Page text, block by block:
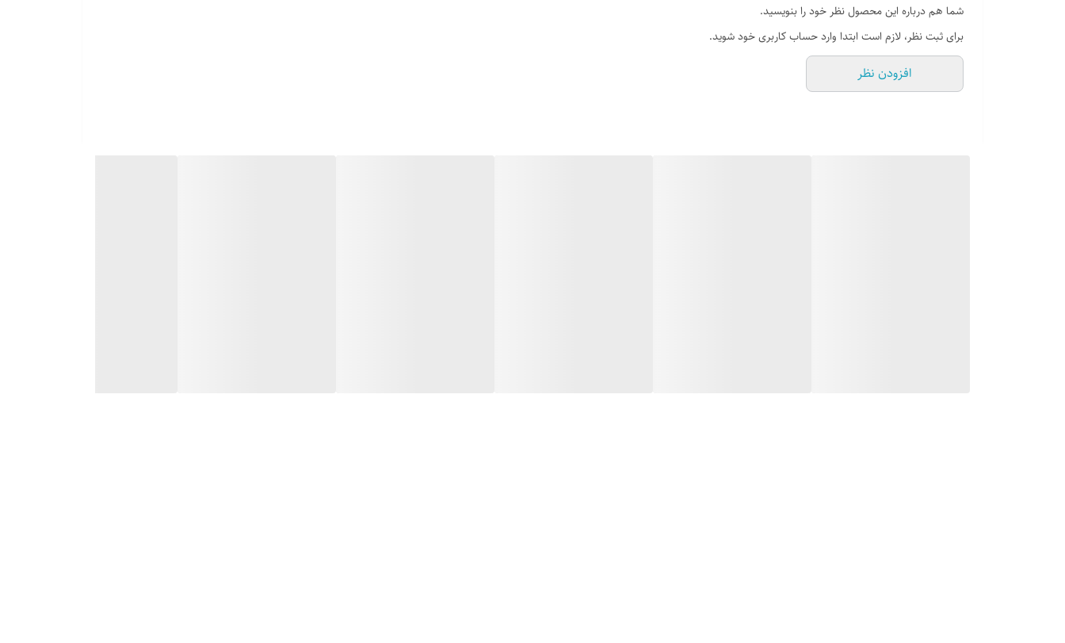
شما هم درباره این محصول نظر خود را بنویسید.
برای ثبت نظر، لازم است ابتدا وارد حساب کاربری خود شوید.
افزودن نظر